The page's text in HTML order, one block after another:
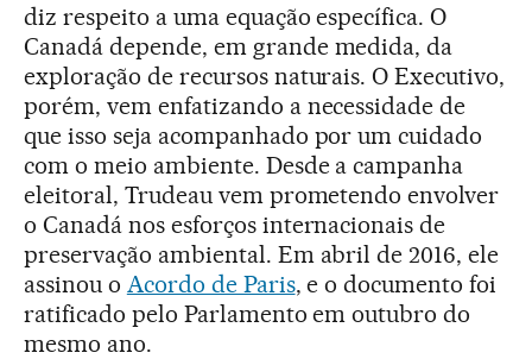
diz respeito a uma equação específica. O
Canadá depende, em grande medida, da
exploração de recursos naturais. O Executivo,
porém, vem enfatizando a necessidade de
que isso seja acompanhado por um cuidado
com o meio ambiente. Desde a campanha
eleitoral, Trudeau vem prometendo envolver
o Canadá nos esforços internacionais de
preservação ambiental. Em abril de 2016, ele
assinou o Acordo de Paris, e o documento foi
ratificado pelo Parlamento em outubro do
mesmo ano.